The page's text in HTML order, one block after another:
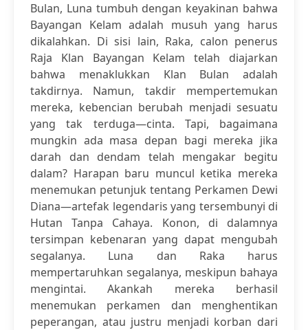
Bulan, Luna tumbuh dengan keyakinan bahwa
Bayangan Kelam adalah musuh yang harus
dikalahkan. Di sisi lain, Raka, calon penerus
Raja Klan Bayangan Kelam telah diajarkan
bahwa menaklukkan Klan Bulan adalah
takdirnya. Namun, takdir mempertemukan
mereka, kebencian berubah menjadi sesuatu
yang tak terduga—cinta. Tapi, bagaimana
mungkin ada masa depan bagi mereka jika
darah dan dendam telah mengakar begitu
dalam? Harapan baru muncul ketika mereka
menemukan petunjuk tentang Perkamen Dewi
Diana—artefak legendaris yang tersembunyi di
Hutan Tanpa Cahaya. Konon, di dalamnya
tersimpan kebenaran yang dapat mengubah
segalanya. Luna dan Raka harus
mempertaruhkan segalanya, meskipun bahaya
mengintai. Akankah mereka berhasil
menemukan perkamen dan menghentikan
peperangan, atau justru menjadi korban dari